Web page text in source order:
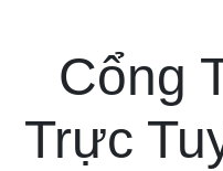
Cổng
Trực